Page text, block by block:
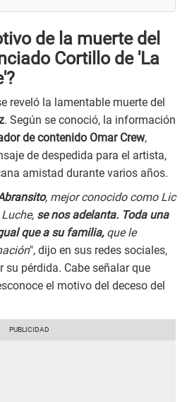
de la muerte del
Cortillo de 'La
reveló la lamentable muerte del
. Según se conoció, la información
de contenido Omar Crew,
de despedida para el artista,
amistad durante varios años.
, mejor conocido como Lic
se nos adelanta. Toda una
que a su familia,que le
", dijo en sus redes sociales,
pérdida. Cabe señalar que
el motivo del deceso del